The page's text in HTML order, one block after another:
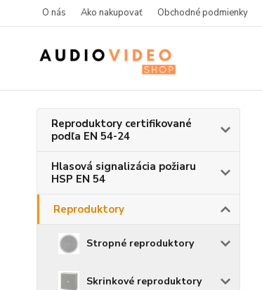
O nás Ako nakupovať Obchodné podmienky
Reproduktory certifikované
podľa EN 54-24
Hlasová signalizácia požiaru
HSP EN 54
Reproduktory
Stropné reproduktory
Skrinkové reproduktory